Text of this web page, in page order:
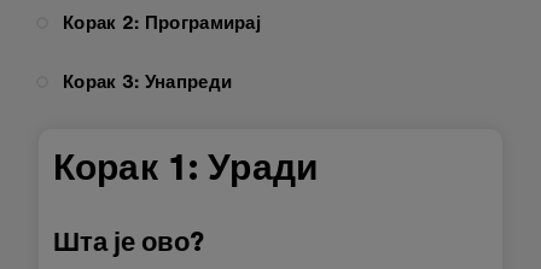
Корак 2: Програмирај
Корак 3: Унапреди
Корак 1: Уради
Шта је ово?